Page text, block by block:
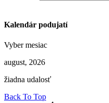
Kalendár podujatí
Vyber mesiac
august, 2026
žiadna udalosť
Back To Top